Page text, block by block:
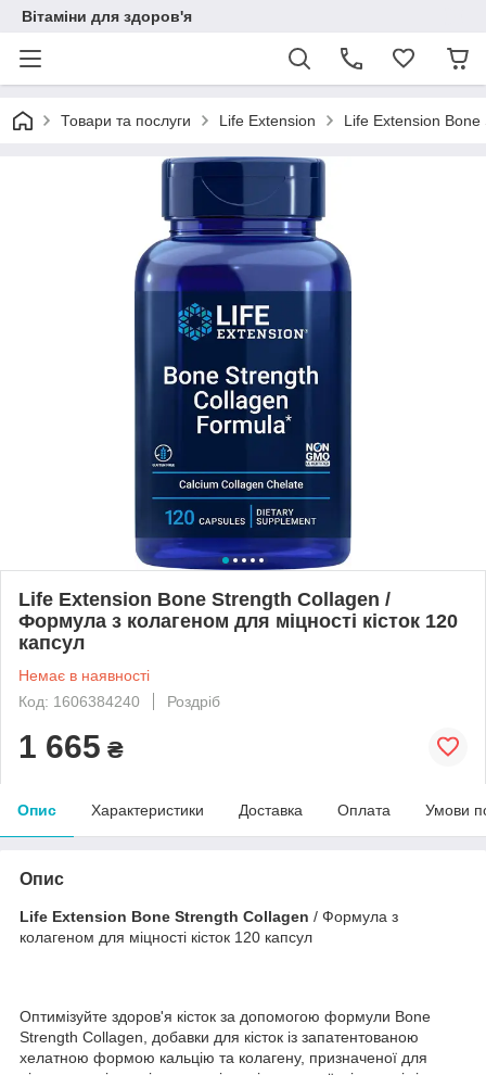
Вітаміни для здоров'я
Товари та послуги Life Extension Life Extension Bone
Life Extension Bone Strength Collagen /
Формула з колагеном для міцності кісток 120
капсул
Немає в наявності
Код: 1606384240
Роздріб
1 665 ₴
Опис Характеристики Доставка Оплата Умови
Опис
Life Extension Bone Strength Collagen / Формула з
колагеном для міцності кісток 120 капсул
Оптимізуйте здоров'я кісток за допомогою формули Bone
Strength Collagen, добавки для кісток із запатентованою
хелатною формою кальцію та колагену, призначеної для